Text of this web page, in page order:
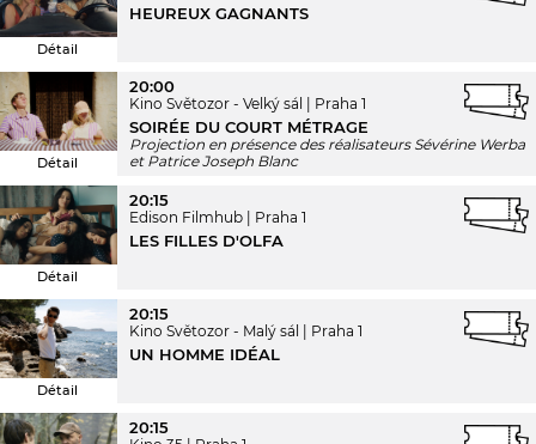
Détail
HEUREUX GAGNANTS
Détail
20:00
Kino Světozor - Velký sál Praha 1
SOIRÉE DU COURT MÉTRAGE
Projection en présence des réalisateurs Sévérine Werba
et Patrice Joseph Blanc
Détail
20:15
Edison Filmhub Praha 1
LES FILLES D'OLFA
Détail
20:15
Kino Světozor - Malý sál Praha 1
UN HOMME IDÉAL
20:15